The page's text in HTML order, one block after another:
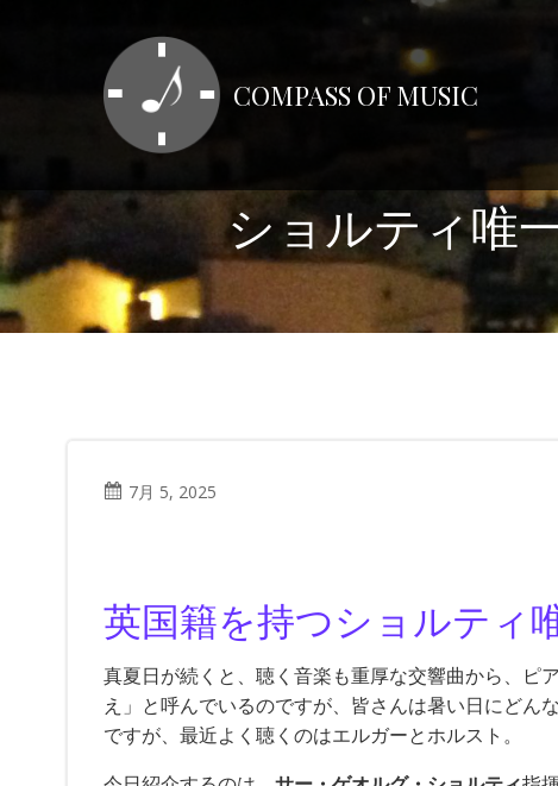
キ
ッ
プ
COMPASS OF MUSIC
ショルティ唯
7月 5, 2025
英国籍を持つショルティ
真夏日が続くと、聴く音楽も重厚な交響曲から、ピ
え」と呼んでいるのですが、皆さんは暑い日にどん
ですが、最近よく聴くのはエルガーとホルスト。